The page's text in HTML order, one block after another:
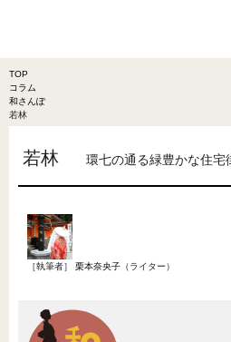
TOP
コラム
和さんぽ
若林
若林 環七の通る緑豊かな住宅
［執筆者］ 栗本奈央子 （ライター）